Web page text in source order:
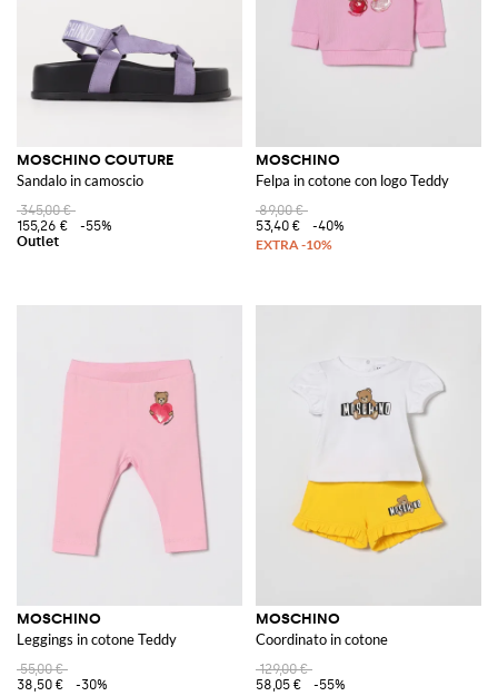
MOSCHINO COUTURE
Sandalo in camoscio
345,00 €
155,26 €
-55%
MOSCHINO
Felpa in cotone con logo Teddy
89,00 €
53,40 €
-40%
MOSCHINO
Leggings in cotone Teddy
55,00 €
38,50 €
-30%
MOSCHINO
Coordinato in cotone
129,00 €
58,05 €
-55%